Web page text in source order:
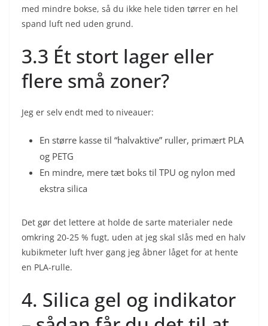
med mindre bokse, så du ikke hele tiden tørrer en hel
spand luft ned uden grund.
3.3 Ét stort lager eller
flere små zoner?
Jeg er selv endt med to niveauer:
En større kasse til “halvaktive” ruller, primært PLA
og PETG
En mindre, mere tæt boks til TPU og nylon med
ekstra silica
Det gør det lettere at holde de sarte materialer nede
omkring 20-25 % fugt, uden at jeg skal slås med en halv
kubikmeter luft hver gang jeg åbner låget for at hente
en PLA-rulle.
4. Silica gel og indikator